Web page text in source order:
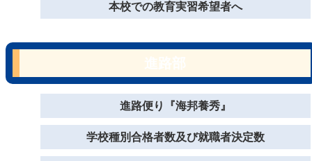
本校での教育実習希望者へ
進路便り『海邦養秀』
学校種別合格者数及び就職者決定数